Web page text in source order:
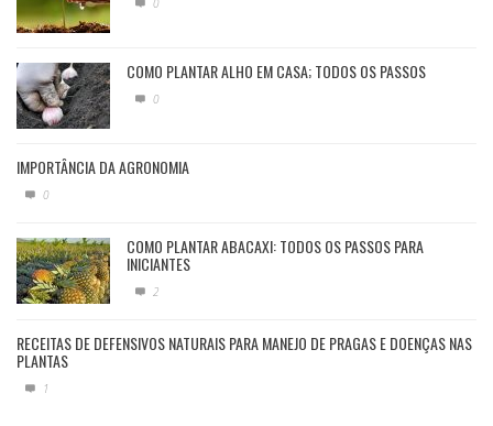
COMO PLANTAR ALHO EM CASA; TODOS OS PASSOS
0
IMPORTÂNCIA DA AGRONOMIA
0
COMO PLANTAR ABACAXI: TODOS OS PASSOS PARA
INICIANTES
2
RECEITAS DE DEFENSIVOS NATURAIS PARA MANEJO DE PRAGAS E DOENÇAS NAS
PLANTAS
1